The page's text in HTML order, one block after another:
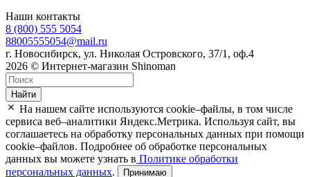
Наши контакты
8 (800) 555 5054
88005555054@mail.ru
г. Новосибирск, ул. Николая Островского, 37/1, оф.4
2026 © Интернет-магазин Shinoman
Найти
На нашем сайте используются cookie–файлы, в том числе
сервиса веб–аналитики Яндекс.Метрика. Используя сайт, вы
соглашаетесь на обработку персональных данных при помощи
cookie–файлов. Подробнее об обработке персональных
данных вы можете узнать в Политике обработки
персональных данных. Принимаю